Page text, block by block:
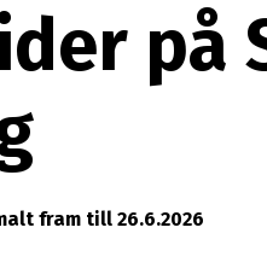
på
fram till 26.6.2026